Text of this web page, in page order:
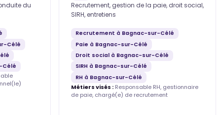
du
Célé
Célé
Recrutement, gestion de la paie, droit social,
SIRH, entretiens
Recrutement à Bagnac-sur-Célé
Paie à Bagnac-sur-Célé
Droit social à Bagnac-sur-Célé
SIRH à Bagnac-sur-Célé
RH à Bagnac-sur-Célé
Métiers visés : Responsable RH, gestionnaire
de paie, chargé(e) de recrutement